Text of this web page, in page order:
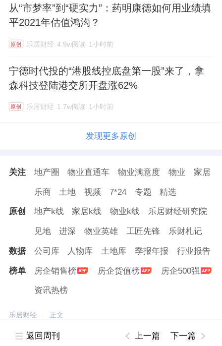
返回周刊 上一篇 下一篇
从“市梦率”到“硬实力”：药明康德如何用业绩填
平2021年估值鸿沟？
原创 乐居财经 4.9w阅读 1小时前
宁德时代投的“港股线控底盘第一股”来了，拿
森科技登陆港交所开盘涨62%
原创 乐居财经 1.7w阅读 1小时前
发现更多原创
关注 地产圈 物业直通车 物业满意度 物业 家居
乐商 土地 视频 7*24 专题 精选
原创 地产k线 家居k线 物业k线 乐居财经研究院
见地 进深 物业英雄 工匠先锋 乐财札记
数据 公司库 人物库 土地库 季报年报 行业报告
榜单 房企销售榜 房企货值榜 房企500强
资讯热榜
乐居财经 正文
京ICP备2021030296号-2 京公网安备 11010502047973号